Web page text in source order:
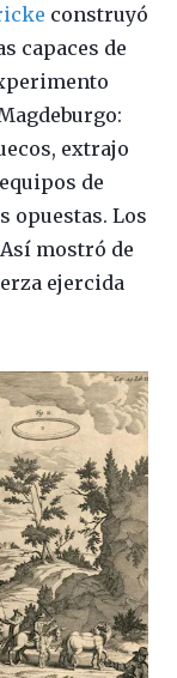
construyó
capaces de
extrajo
de
opuestas. Los
mostró de
ejercida